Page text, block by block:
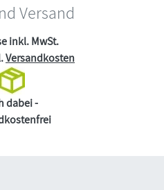
Versand
inkl. MwSt.
Versandkosten
dabei -